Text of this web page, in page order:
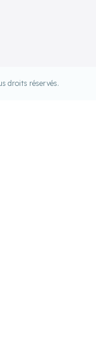
droits réservés.